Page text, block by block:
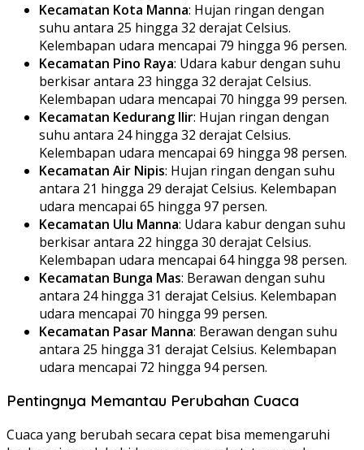
Kecamatan Kota Manna: Hujan ringan dengan
suhu antara 25 hingga 32 derajat Celsius.
Kelembapan udara mencapai 79 hingga 96 persen.
Kecamatan Pino Raya: Udara kabur dengan suhu
berkisar antara 23 hingga 32 derajat Celsius.
Kelembapan udara mencapai 70 hingga 99 persen.
Kecamatan Kedurang Ilir: Hujan ringan dengan
suhu antara 24 hingga 32 derajat Celsius.
Kelembapan udara mencapai 69 hingga 98 persen.
Kecamatan Air Nipis: Hujan ringan dengan suhu
antara 21 hingga 29 derajat Celsius. Kelembapan
udara mencapai 65 hingga 97 persen.
Kecamatan Ulu Manna: Udara kabur dengan suhu
berkisar antara 22 hingga 30 derajat Celsius.
Kelembapan udara mencapai 64 hingga 98 persen.
Kecamatan Bunga Mas: Berawan dengan suhu
antara 24 hingga 31 derajat Celsius. Kelembapan
udara mencapai 70 hingga 99 persen.
Kecamatan Pasar Manna: Berawan dengan suhu
antara 25 hingga 31 derajat Celsius. Kelembapan
udara mencapai 72 hingga 94 persen.
Pentingnya Memantau Perubahan Cuaca
Cuaca yang berubah secara cepat bisa memengaruhi